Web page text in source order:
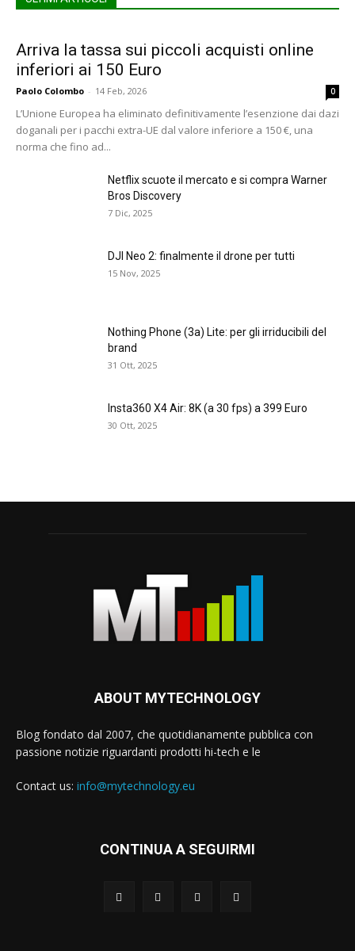
Arriva la tassa sui piccoli acquisti online
inferiori ai 150 Euro
Paolo Colombo - 14 Feb, 2026 0
L’Unione Europea ha eliminato definitivamente l’esenzione dai dazi
doganali per i pacchi extra-UE dal valore inferiore a 150 €, una
norma che fino ad...
Netflix scuote il mercato e si compra Warner
Bros Discovery
7 Dic, 2025
DJI Neo 2: finalmente il drone per tutti
15 Nov, 2025
Nothing Phone (3a) Lite: per gli irriducibili del
brand
31 Ott, 2025
Insta360 X4 Air: 8K (a 30 fps) a 399 Euro
30 Ott, 2025
ABOUT MYTECHNOLOGY
Blog fondato dal 2007, che quotidianamente pubblica con
passione notizie riguardanti prodotti hi-tech e le
Contact us: info@mytechnology.eu
CONTINUA A SEGUIRMI